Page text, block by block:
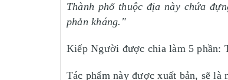
Thành phố thuộc địa này chứa
phản kháng."
Kiếp Người được chia làm 5 phần:
Tác phẩm này được xuất bản, sẽ